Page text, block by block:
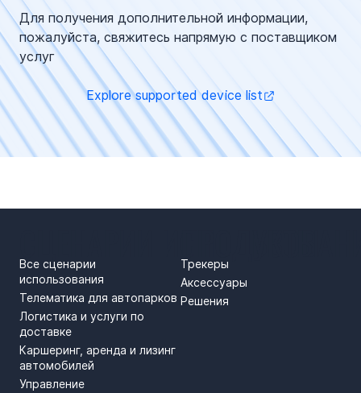
Для получения дополнительной информации,
пожалуйста, свяжитесь напрямую с поставщиком
услуг
Explore supported device list
Все сценарии
использования
Телематика для автопарков
Логистика и услуги по
доставке
Каршеринг, аренда и лизинг
автомобилей
Управление
Трекеры
Аксессуары
Решения